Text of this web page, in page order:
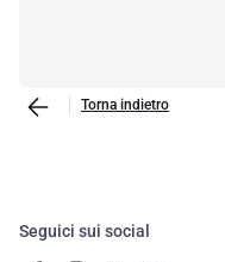
Torna indietro
Seguici sui social